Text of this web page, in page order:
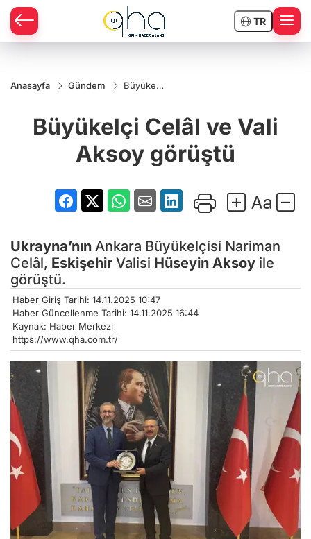
TR
Anasayfa Gündem
Büyükelçi
Aksoy
görüştü
Büyükelçi Celâl ve Vali
Aksoy görüştü
Ukrayna’nın Ankara Büyükelçisi Nariman
Celâl, Eskişehir Valisi Hüseyin Aksoy ile
görüştü.
Haber Giriş Tarihi: 14.11.2025 10:47
Haber Güncellenme Tarihi: 14.11.2025 16:44
Kaynak: Haber Merkezi
https://www.qha.com.tr/